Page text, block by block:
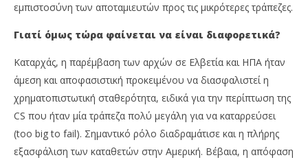
εμπιστοσύνη των αποταμιευτών προς τις μικρότερες τράπεζες.
Γιατί όμως τώρα φαίνεται να είναι διαφορετικά?
Καταρχάς, η παρέμβαση των αρχών σε Ελβετία και ΗΠΑ ήταν
άμεση και αποφασιστική προκειμένου να διασφαλιστεί η
χρηματοπιστωτική σταθερότητα, ειδικά για την περίπτωση της
CS που ήταν μία τράπεζα πολύ μεγάλη για να καταρρεύσει
(too big to fail). Σημαντικό ρόλο διαδραμάτισε και η πλήρης
εξασφάλιση των καταθετών στην Αμερική. Βέβαια, η απόφαση